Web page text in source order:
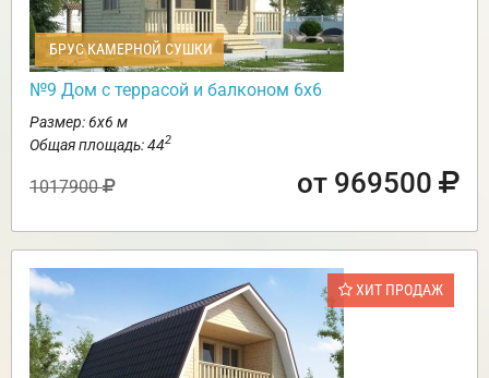
БРУС КАМЕРНОЙ СУШКИ
№9 Дом с террасой и балконом 6х6
Размер: 6х6 м
Общая площадь: 442
1017900 от 969500
ХИТ ПРОДАЖ